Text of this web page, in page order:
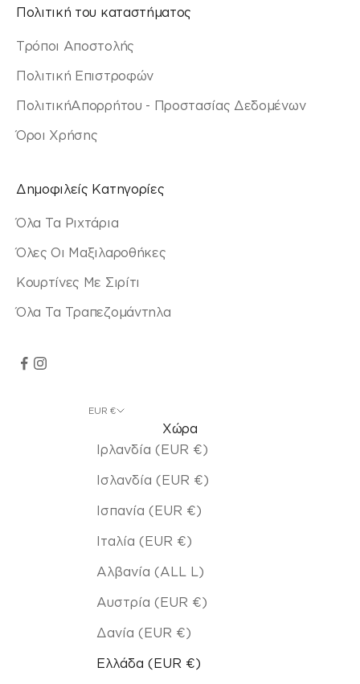
Πολιτική του καταστήματος
Τρόποι Αποστολής
Πολιτική Επιστροφών
ΠολιτικήΑπορρήτου - Προστασίας Δεδομένων
Όροι Χρήσης
Δημοφιλείς Κατηγορίες
Όλα Τα Ριχτάρια
Όλες Οι Μαξιλαροθήκες
Κουρτίνες Με Σιρίτι
Όλα Τα Τραπεζομάντηλα
EUR €
Χώρα
Ιρλανδία (EUR €)
Ισλανδία (EUR €)
Ισπανία (EUR €)
Ιταλία (EUR €)
Αλβανία (ALL L)
Αυστρία (EUR €)
Δανία (EUR €)
Ελλάδα (EUR €)